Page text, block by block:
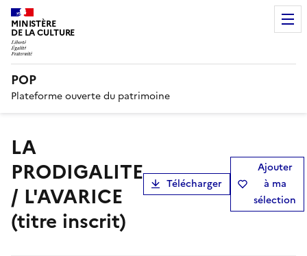
MINISTÈRE
DE LA CULTURE
POP
Plateforme ouverte du patrimoine
LA
PRODIGALITE
/ L'AVARICE
(titre inscrit)
Télécharger
Ajouter
à ma
sélection